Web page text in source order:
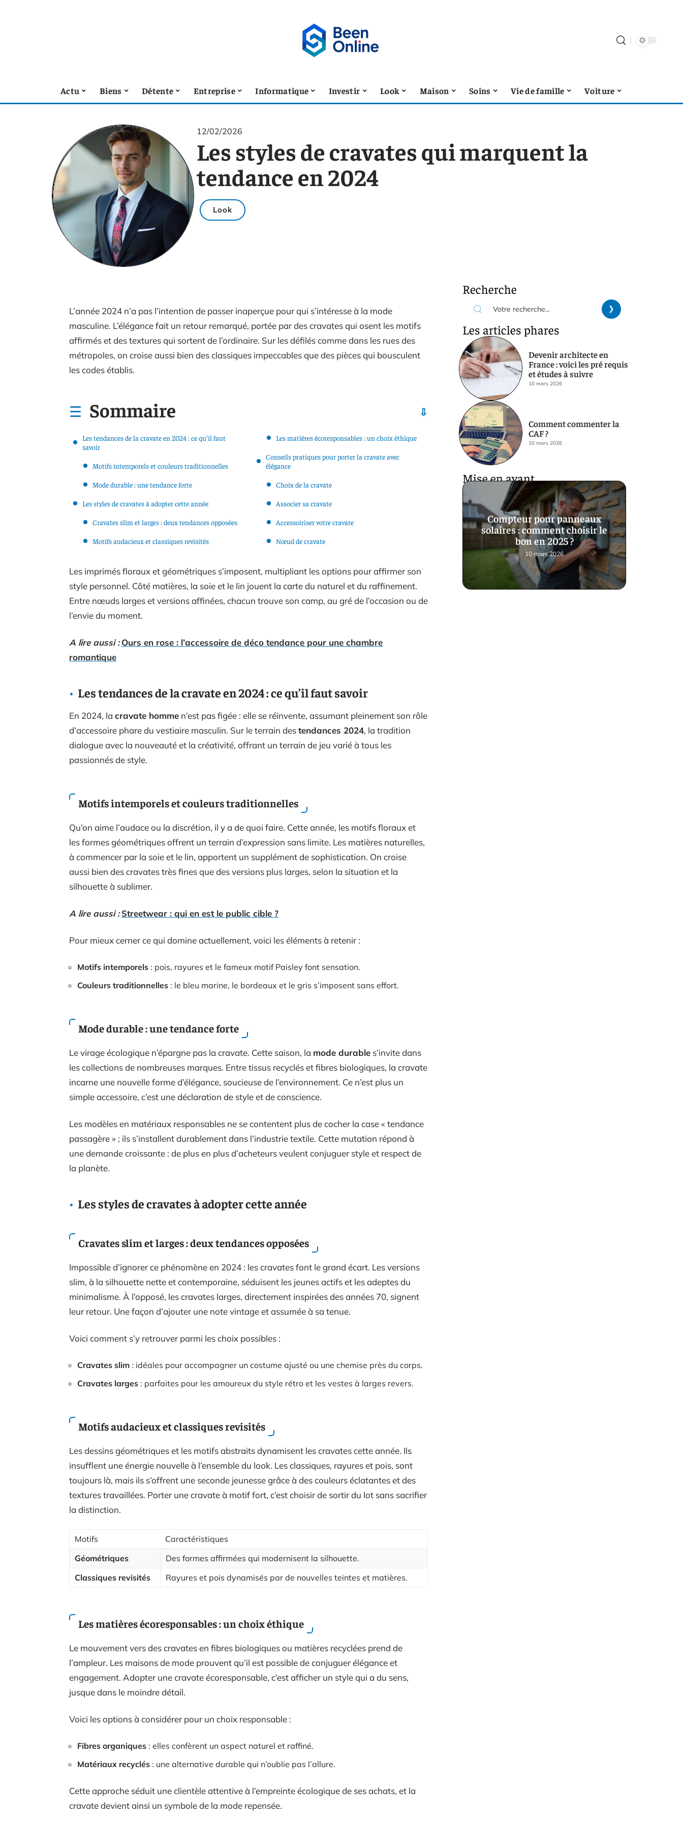
Actu Biens Détente Entreprise Informatique Investir Look Maison Soins Vie de famille Voiture
12/02/2026
Les styles de cravates qui marquent la
tendance en 2024
Look
L’année 2024 n’a pas l’intention de passer inaperçue pour qui s’intéresse à la mode
masculine. L’élégance fait un retour remarqué, portée par des cravates qui osent les motifs
affirmés et des textures qui sortent de l’ordinaire. Sur les défilés comme dans les rues des
métropoles, on croise aussi bien des classiques impeccables que des pièces qui bousculent
les codes établis.
Sommaire
Les tendances de la cravate en 2024 : ce qu’il faut
savoir
Motifs intemporels et couleurs traditionnelles
Mode durable : une tendance forte
Les styles de cravates à adopter cette année
Cravates slim et larges : deux tendances opposées
Motifs audacieux et classiques revisités
Les matières écoresponsables : un choix éthique
Conseils pratiques pour porter la cravate avec
élégance
Choix de la cravate
Associer sa cravate
Accessoiriser votre cravate
Nœud de cravate
Les imprimés floraux et géométriques s’imposent, multipliant les options pour affirmer son
style personnel. Côté matières, la soie et le lin jouent la carte du naturel et du raffinement.
Entre nœuds larges et versions affinées, chacun trouve son camp, au gré de l’occasion ou de
l’envie du moment.
A lire aussi : Ours en rose : l’accessoire de déco tendance pour une chambre
romantique
Les tendances de la cravate en 2024 : ce qu’il faut savoir
En 2024, la cravate homme n’est pas figée : elle se réinvente, assumant pleinement son rôle
d’accessoire phare du vestiaire masculin. Sur le terrain destendances 2024, la tradition
dialogue avec la nouveauté et la créativité, offrant un terrain de jeu varié à tous les
passionnés de style.
Motifs intemporels et couleurs traditionnelles
Qu’on aime l’audace ou la discrétion, il y a de quoi faire. Cette année, les motifs floraux et
les formes géométriques offrent un terrain d’expression sans limite. Les matières naturelles,
à commencer par la soie et le lin, apportent un supplément de sophistication. On croise
aussi bien des cravates très fines que des versions plus larges, selon la situation et la
silhouette à sublimer.
A lire aussi : Streetwear : qui en est le public cible ?
Pour mieux cerner ce qui domine actuellement, voici les éléments à retenir :
Motifs intemporels : pois, rayures et le fameux motif Paisley font sensation.
Couleurs traditionnelles : le bleu marine, le bordeaux et le gris s’imposent sans effort.
Mode durable : une tendance forte
Le virage écologique n’épargne pas la cravate. Cette saison, la mode durable s’invite dans
les collections de nombreuses marques. Entre tissus recyclés et fibres biologiques, la cravate
incarne une nouvelle forme d’élégance, soucieuse de l’environnement. Ce n’est plus un
simple accessoire, c’est une déclaration de style et de conscience.
Les modèles en matériaux responsables ne se contentent plus de cocher la case « tendance
passagère » ; ils s’installent durablement dans l’industrie textile. Cette mutation répond à
une demande croissante : de plus en plus d’acheteurs veulent conjuguer style et respect de
la planète.
Les styles de cravates à adopter cette année
Cravates slim et larges : deux tendances opposées
Impossible d’ignorer ce phénomène en 2024 : les cravates font le grand écart. Les versions
slim, à la silhouette nette et contemporaine, séduisent les jeunes actifs et les adeptes du
minimalisme. À l’opposé, les cravates larges, directement inspirées des années 70, signent
leur retour. Une façon d’ajouter une note vintage et assumée à sa tenue.
Voici comment s’y retrouver parmi les choix possibles :
Cravates slim : idéales pour accompagner un costume ajusté ou une chemise près du corps.
Cravates larges : parfaites pour les amoureux du style rétro et les vestes à larges revers.
Motifs audacieux et classiques revisités
Les dessins géométriques et les motifs abstraits dynamisent les cravates cette année. Ils
insufflent une énergie nouvelle à l’ensemble du look. Les classiques, rayures et pois, sont
toujours là, mais ils s’offrent une seconde jeunesse grâce à des couleurs éclatantes et des
textures travaillées. Porter une cravate à motif fort, c’est choisir de sortir du lot sans sacrifier
la distinction.
Motifs
Caractéristiques
Géométriques
Des formes affirmées qui modernisent la silhouette.
Classiques revisités
Rayures et pois dynamisés par de nouvelles teintes et matières.
Les matières écoresponsables : un choix éthique
Le mouvement vers des cravates en fibres biologiques ou matières recyclées prend de
l’ampleur. Les maisons de mode prouvent qu’il est possible de conjuguer élégance et
engagement. Adopter une cravate écoresponsable, c’est afficher un style qui a du sens,
jusque dans le moindre détail.
Voici les options à considérer pour un choix responsable :
Fibres organiques : elles confèrent un aspect naturel et raffiné.
Matériaux recyclés : une alternative durable qui n’oublie pas l’allure.
Cette approche séduit une clientèle attentive à l’empreinte écologique de ses achats, et la
cravate devient ainsi un symbole de la mode repensée.
Recherche
Les articles phares
Devenir architecte en
France : voici les pré requis
et études à suivre
10 mars 2026
Comment commenter la
CAF ?
10 mars 2026
Mise en avant
Compteur pour panneaux
solaires : comment choisir le
bon en 2025 ?
10 mars 2026